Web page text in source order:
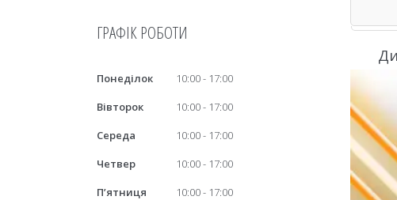
ГРАФІК РОБОТИ
Понеділок 10:00
17:00
Вівторок
10:00
17:00
Середа
10:00
17:00
Четвер
10:00
17:00
Пʼятниця
10:00
17:00